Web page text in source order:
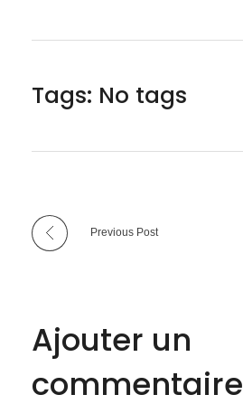
r
e
u
n
e
c
o
Tags: No tags
Previous Post
Ajouter un
commentaire